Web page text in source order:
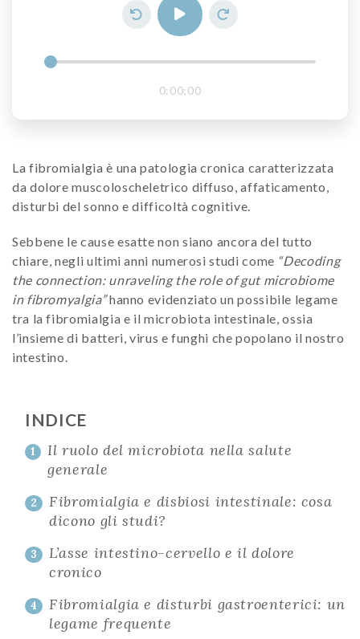
0:00:00
La fibromialgia è una patologia cronica caratterizzata
da dolore muscoloscheletrico diffuso, affaticamento,
disturbi del sonno e difficoltà cognitive.
Sebbene le cause esatte non siano ancora del tutto
chiare, negli ultimi anni numerosi studi come “Decoding
the connection: unraveling the role of gut microbiome
in fibromyalgia”hanno evidenziato un possibile legame
tra la fibromialgia e il microbiota intestinale, ossia
l’insieme di batteri, virus e funghi che popolano il nostro
intestino.
INDICE
1
Il ruolo del microbiota nella salute
generale
2
Fibromialgia e disbiosi intestinale: cosa
dicono gli studi?
3
L’asse intestino-cervello e il dolore
cronico
4
Fibromialgia e disturbi gastroenterici: un
legame frequente